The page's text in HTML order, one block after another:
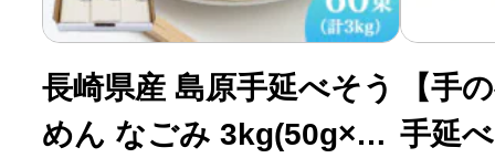
長崎県産 島原手延べそう
めん なごみ 3kg(50g×60
【手
手延